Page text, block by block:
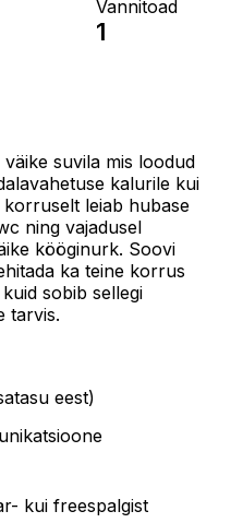
Vannitoad
1
suvila mis loodud
kalurile kui
korruselt leiab hubase
ning vajadusel
kööginurk. Soovi
ka teine korrus
sobib sellegi
tarvis.
eest)
kui freespalgist